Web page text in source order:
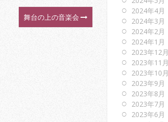
舞台の上の音楽会
2024年4月
2024年3月
2024年2月
2024年1月
2023年12月
2023年11月
2023年10月
2023年9月
2023年8月
2023年7月
2023年6月